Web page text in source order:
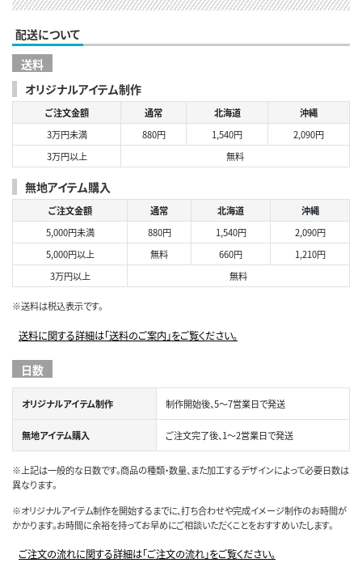
配送について
送料
オリジナルアイテム制作
ご注文金額 通常 北海道
沖縄
3万円未満
880円 1,540円
2,090円
3万円以上
無料
無地アイテム購入
ご注文金額 通常 北海道
沖縄
5,000円未満
880円 1,540円
2,090円
5,000円以上
無料 660円
1,210円
3万円以上
無料
※送料は税込表示です。
送料に関する詳細は「送料のご案内」をご覧ください。
日数
オリジナルアイテム制作 制作開始後、5～7営業日で発送
無地アイテム購入 ご注文完了後、1～2営業日で発送
※上記は一般的な日数です。商品の種類・数量、また加工するデザインによって必要日数は
異なります。
※オリジナルアイテム制作を開始するまでに、打ち合わせや完成イメージ制作のお時間が
かかります。お時間に余裕を持ってお早めにご相談いただくことをおすすめいたします。
ご注文の流れに関する詳細は「ご注文の流れ」をご覧ください。